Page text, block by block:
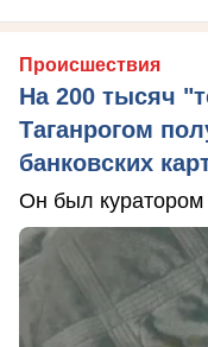
Происшествия
На 200 тысяч
Таганрогом
банковских
Он был